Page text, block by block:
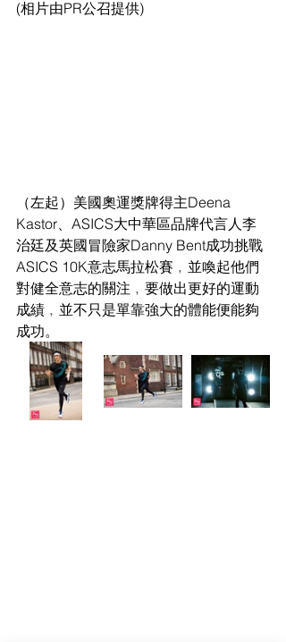
(相片由PR公召提供)
（左起）美國奧運獎牌得主Deena
Kastor、ASICS大中華區品牌代言人李
治廷及英國冒險家Danny Bent成功挑戰
ASICS 10K意志馬拉松賽﹐並喚起他們
對健全意志的關注﹐要做出更好的運動
成績﹐並不只是單靠強大的體能便能夠
成功。